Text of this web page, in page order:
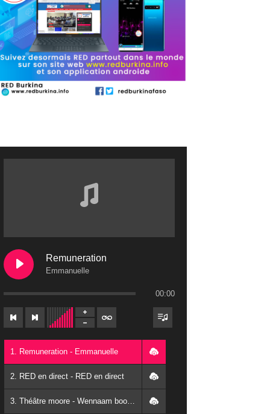
Remuneration
Emmanuelle
00:00
1. Remuneration - Emmanuelle
2. RED en direct - RED en direct
3. Théâtre moore - Wennaam boolé - RED Burkina